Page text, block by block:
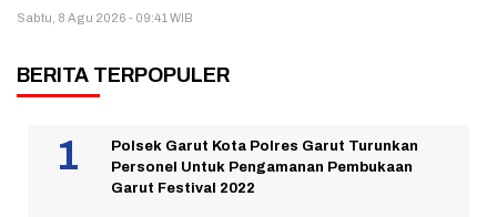
Sabtu, 8 Agu 2026 - 09:41 WIB
BERITA TERPOPULER
Polsek Garut Kota Polres Garut Turunkan
Personel Untuk Pengamanan Pembukaan
Garut Festival 2022